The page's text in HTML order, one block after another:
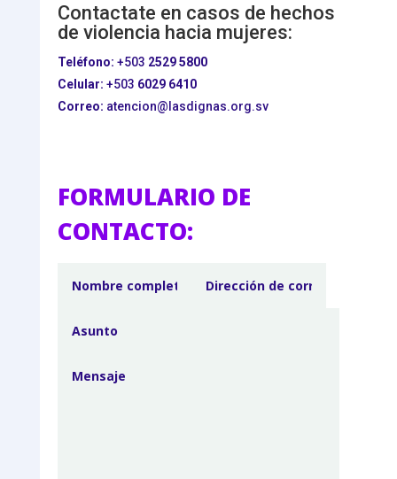
Contactate en casos de hechos
de violencia hacia mujeres:
Teléfono: +503 2529 5800
Celular: +503 6029 6410
Correo: atencion@lasdignas.org.sv
FORMULARIO DE
CONTACTO: